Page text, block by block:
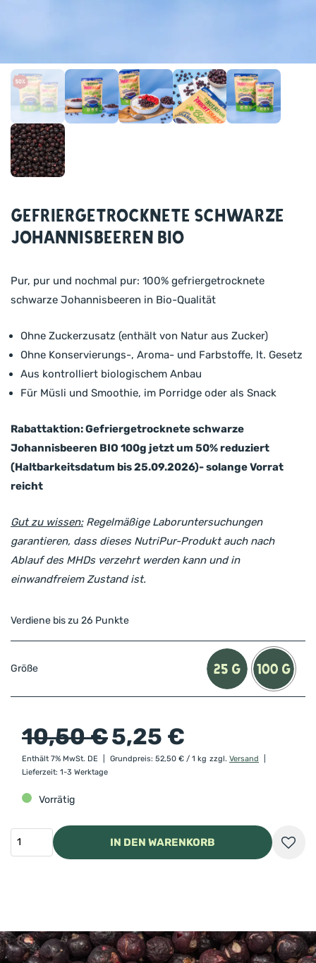
Gefriergetrocknete schwarze
Johannisbeeren BIO
Pur, pur und nochmal pur: 100% gefriergetrocknete
schwarze Johannisbeeren in Bio-Qualität
Ohne Zuckerzusatz (enthält von Natur aus Zucker)
Ohne Konservierungs-, Aroma- und Farbstoffe, lt. Gesetz
Aus kontrolliert biologischem Anbau
Für Müsli und Smoothie, im Porridge oder als Snack
Rabattaktion: Gefriergetrocknete schwarze
Johannisbeeren BIO 100g jetzt um 50%reduziert
(Haltbarkeitsdatum bis25.09.2026)- solange Vorrat
reicht
Gut zu wissen:Regelmäßige Laboruntersuchungen
garantieren, dass dieses NutriPur-Produkt auch nach
Ablauf des MHDs verzehrt werden kann und in
einwandfreiem Zustand ist.
Verdiene bis zu 26 Punkte
Größe
10,50€5,25 €
Enthält 7% MwSt. DE Grundpreis: 52,50 € / 1 kg zzgl. Versand
Lieferzeit: 1-3 Werktage
Vorrätig
IN DEN WARENKORB